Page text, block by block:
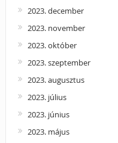
2023. december
2023. november
2023. október
2023. szeptember
2023. augusztus
2023. július
2023. június
2023. május